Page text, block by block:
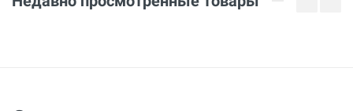
Мощность